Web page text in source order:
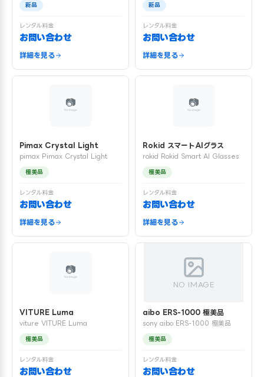
新品
レンタル料金
お問い合わせ
詳細を見る
新品
レンタル料金
お問い合わせ
詳細を見る
Pimax Crystal Light
pimax Pimax Crystal Light
極美品
レンタル料金
お問い合わせ
詳細を見る
Rokid スマートAIグラス
rokid Rokid Smart AI Glasses
極美品
レンタル料金
お問い合わせ
詳細を見る
VITURE Luma
viture VITURE Luma
極美品
レンタル料金
お問い合わせ
NO IMAGE
aibo ERS-1000 極美品
sony aibo ERS-1000 極美品
極美品
レンタル料金
お問い合わせ